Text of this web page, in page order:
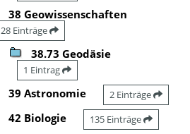
38 Geowissenschaften
28 Einträge
38.73 Geodäsie
1 Eintrag
39 Astronomie 2 Einträge
42 Biologie 135 Einträge